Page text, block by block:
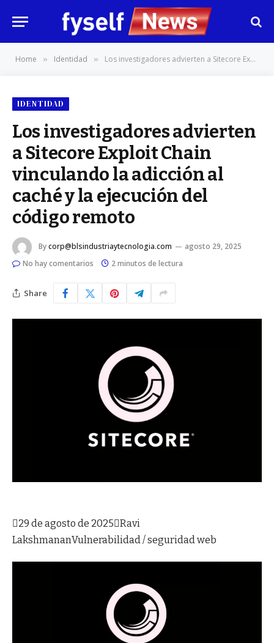
Home » Identidad » Los investigadores advierten a Sitecore Exploit Chain vinculando la adicción al caché y la ejecución del código remoto
IDENTIDAD
Los investigadores advierten
a Sitecore Exploit Chain
vinculando la adicción al
caché y la ejecución del
código remoto
Bycorp@blsindustriaytecnologia.com
agosto 29, 2025
No hay comentarios
2 minutos de lectura
Share
29 de agosto de 2025Ravi
LakshmananVulnerabilidad / seguridad web